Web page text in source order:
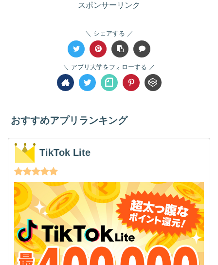
スポンサーリンク
シェアする
アプリ大学をフォローする
おすすめアプリランキング
TikTok Lite